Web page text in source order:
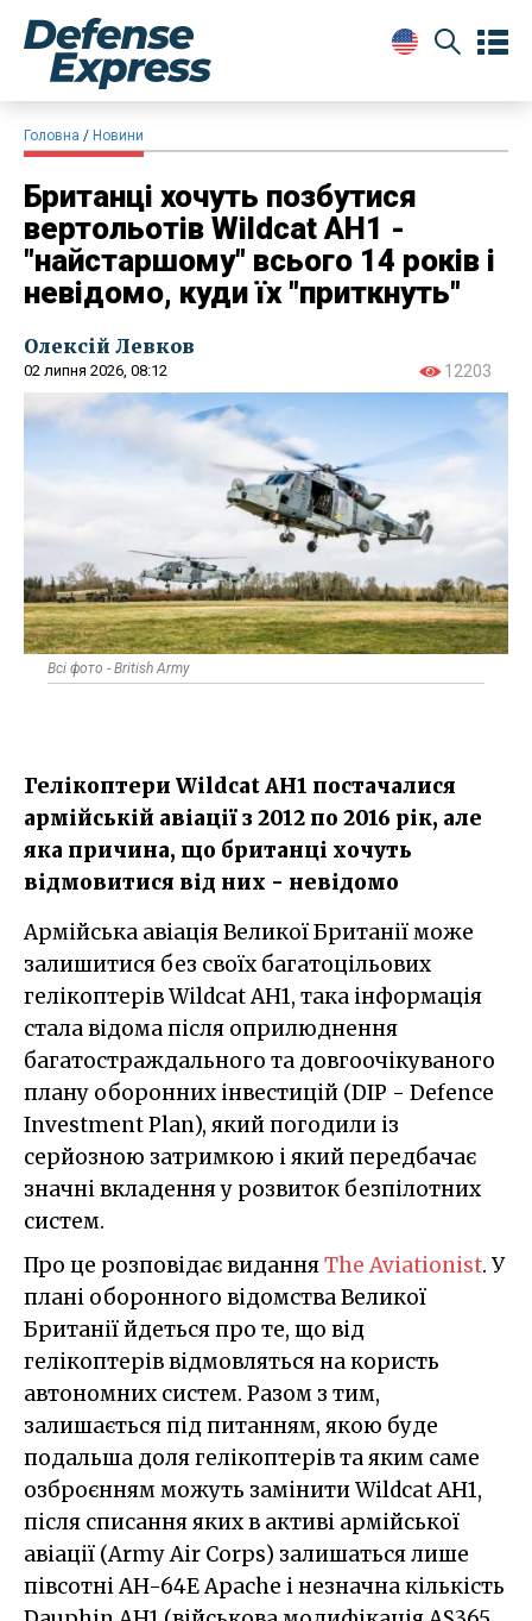
Головна Новини
​Британці хочуть позбутися
вертольотів Wildcat AH1 -
"найстаршому" всього 14 років і
невідомо, куди їх "приткнуть"
Олексій Левков
02 липня 2026, 08:12 12203
Всі фото - British Army
Гелікоптери Wildcat AH1 постачалися
армійській авіації з 2012 по 2016 рік, але
яка причина, що британці хочуть
відмовитися від них - невідомо
Армійська авіація Великої Британії може
залишитися без своїх багатоцільових
гелікоптерів Wildcat AH1, така інформація
стала відома після оприлюднення
багатостраждального та довгоочікуваного
плану оборонних інвестицій (DIP - Defence
Investment Plan), який погодили із
серйозною затримкою і який передбачає
значні вкладення у розвиток безпілотних
систем.
Про це розповідає виданняThe Aviationist. У
плані оборонного відомства Великої
Британії йдеться про те, що від
гелікоптерів відмовляться на користь
автономних систем. Разом з тим,
залишається під питанням, якою буде
подальша доля гелікоптерів та яким саме
озброєнням можуть замінити Wildcat AH1,
після списання яких в активі армійської
авіації (Army Air Corps) залишаться лише
півсотні AH-64E Apache і незначна кількість